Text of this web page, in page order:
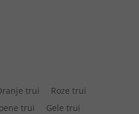
trui
Roze trui
trui
Gele trui